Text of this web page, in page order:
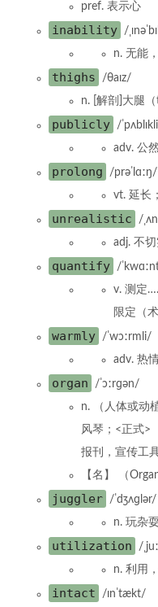
pref. 表示心
inability
/
n. 无能
thighs
/θaɪz/
n. [解剖]大腿
publicly
/
adv. 公
prolong
/prəˈlɑːŋ/
vt. 延长
unrealistic
/
adj. 不
quantify
/
v. 测定
限定（
warmly
/ˈwɔːrmli/
adv. 热
organ
/ˈɔːrɡən/
n. （人体或动
风琴；<正式>
报刊，宣传工
【名】 （
juggler
/ˈdʒʌɡlər/
n. 玩杂
utilization
/
n. 利用
intact
/ɪnˈtækt/